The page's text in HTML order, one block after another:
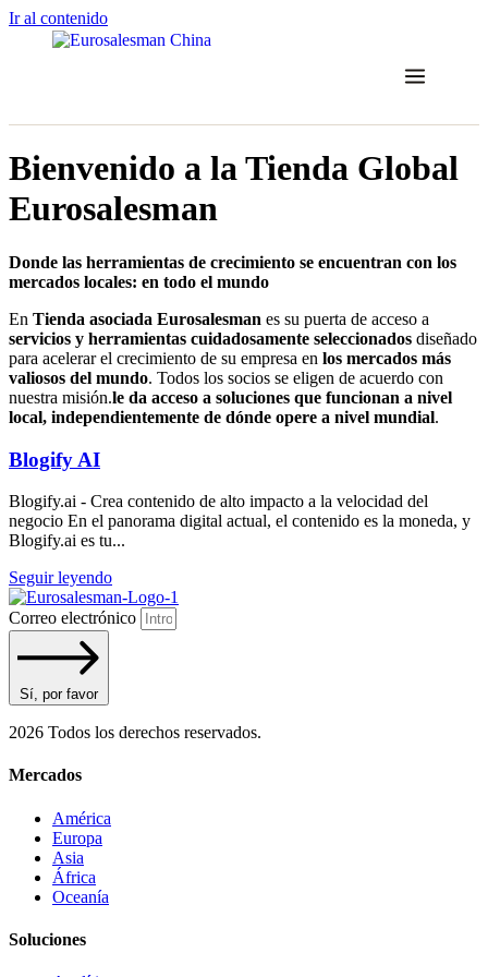
Ir al contenido
Bienvenido a la Tienda Global
Eurosalesman
Donde las herramientas de crecimiento se encuentran con los
mercados locales: en todo el mundo
En Tienda asociada Eurosalesman es su puerta de acceso a
servicios y herramientas cuidadosamente seleccionados diseñado
para acelerar el crecimiento de su empresa en los mercados más
valiosos del mundo. Todos los socios se eligen de acuerdo con
nuestra misión.le da acceso a soluciones que funcionan a nivel
local, independientemente de dónde opere a nivel mundial.
Blogify AI
Blogify.ai - Crea contenido de alto impacto a la velocidad del
negocio En el panorama digital actual, el contenido es la moneda, y
Blogify.ai es tu...
Seguir leyendo
Correo electrónico
Sí, por favor
2026 Todos los derechos reservados.
Mercados
América
Europa
Asia
África
Oceanía
Soluciones